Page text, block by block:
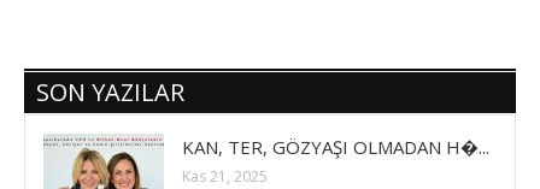
SON YAZILAR
KAN, TER, GÖZYAŞI OLMADAN H�...
Kas 21, 2025